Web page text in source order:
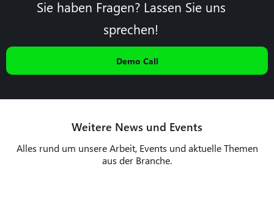
Sie haben Fragen? Lassen Sie uns
sprechen!
Demo Call
Weitere News und Events
Alles rund um unsere Arbeit, Events und aktuelle Themen
aus der Branche.